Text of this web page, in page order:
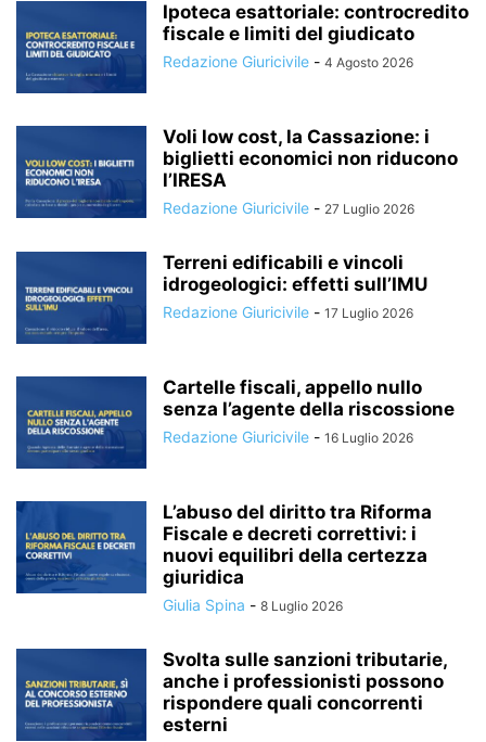
Ipoteca esattoriale: controcredito
fiscale e limiti del giudicato
Redazione Giuricivile - 4 Agosto 2026
Voli low cost, la Cassazione: i
biglietti economici non riducono
l’IRESA
Redazione Giuricivile - 27 Luglio 2026
Terreni edificabili e vincoli
idrogeologici: effetti sull’IMU
Redazione Giuricivile - 17 Luglio 2026
Cartelle fiscali, appello nullo
senza l’agente della riscossione
Redazione Giuricivile - 16 Luglio 2026
L’abuso del diritto tra Riforma
Fiscale e decreti correttivi: i
nuovi equilibri della certezza
giuridica
Giulia Spina - 8 Luglio 2026
Svolta sulle sanzioni tributarie,
anche i professionisti possono
rispondere quali concorrenti
esterni